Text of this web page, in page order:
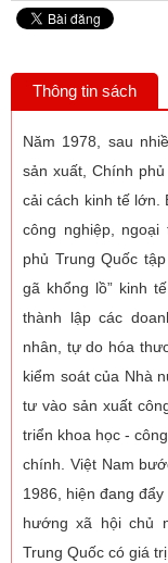
Thông tin sách
Năm 1978, sau
sản xuất, Chính
cải cách kinh tế lớn.
công nghiệp,
phủ Trung Quốc
gã khổng lồ” kinh
thành lập các
nhân, tự do hóa
kiểm soát của Nhà
tư vào sản xuất
triển khoa học -
chính. Việt Nam
1986, hiện đang
hướng xã hội chủ
Trung Quốc có giá